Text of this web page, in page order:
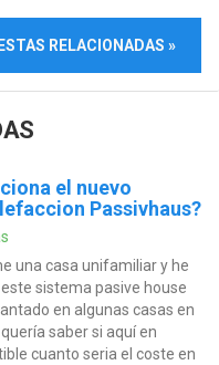
RELACIONADAS »
el nuevo
Passivhaus?
una casa unifamiliar y he
sistema pasive house
en algunas casas en
saber si aquí en
cuanto seria el coste en